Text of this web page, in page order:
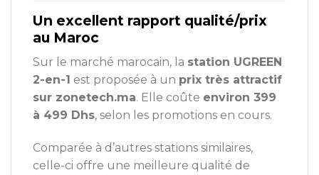
Un excellent rapport qualité/prix
au Maroc
Sur le marché marocain, la station UGREEN
2-en-1 est proposée à un prix très attractif
sur zonetech.ma. Elle coûte environ 399
à 499 Dhs, selon les promotions en cours.
Comparée à d’autres stations similaires,
celle-ci offre une meilleure qualité de